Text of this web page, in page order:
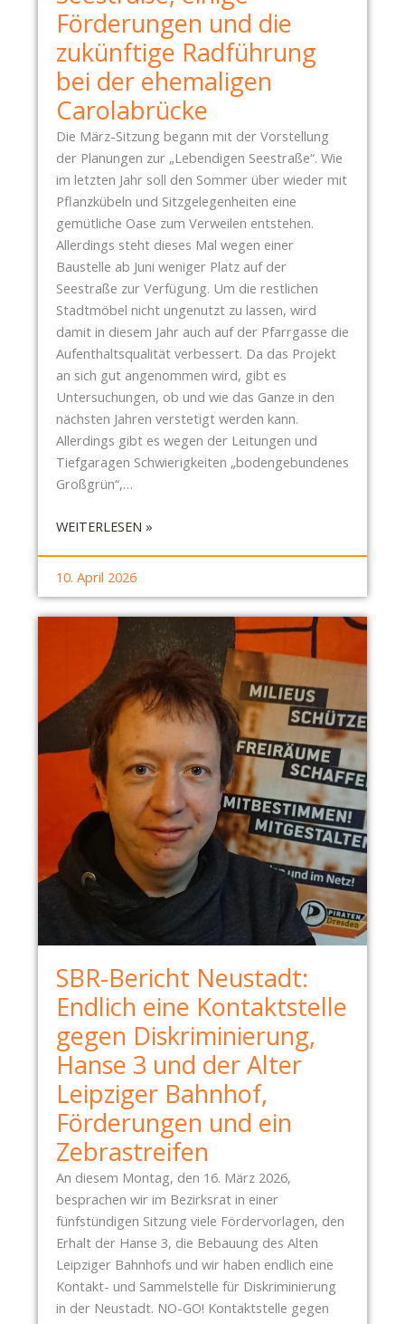
Förderungen und die
zukünftige Radführung
bei der ehemaligen
Carolabrücke
Die März-Sitzung begann mit der Vorstellung
der Planungen zur „Lebendigen Seestraße“. Wie
im letzten Jahr soll den Sommer über wieder mit
Pflanzkübeln und Sitzgelegenheiten eine
gemütliche Oase zum Verweilen entstehen.
Allerdings steht dieses Mal wegen einer
Baustelle ab Juni weniger Platz auf der
Seestraße zur Verfügung. Um die restlichen
Stadtmöbel nicht ungenutzt zu lassen, wird
damit in diesem Jahr auch auf der Pfarrgasse die
Aufenthaltsqualität verbessert. Da das Projekt
an sich gut angenommen wird, gibt es
Untersuchungen, ob und wie das Ganze in den
nächsten Jahren verstetigt werden kann.
Allerdings gibt es wegen der Leitungen und
Tiefgaragen Schwierigkeiten „bodengebundenes
Großgrün“,…
WEITERLESEN »:
-
B
E
R
I
C
T
A
L
T
S
T
A
O
M
1
8
M
R
Z
2
0
2
6
:
P
F
10. April 2026
SBR-Bericht Neustadt:
Endlich eine Kontaktstelle
gegen Diskriminierung,
Hanse 3 und der Alter
Leipziger Bahnhof,
Förderungen und ein
Zebrastreifen
An diesem Montag, den 16. März 2026,
besprachen wir im Bezirksrat in einer
fünfstündigen Sitzung viele Fördervorlagen, den
Erhalt der Hanse 3, die Bebauung des Alten
Leipziger Bahnhofs und wir haben endlich eine
Kontakt- und Sammelstelle für Diskriminierung
in der Neustadt. NO-GO! Kontaktstelle gegen